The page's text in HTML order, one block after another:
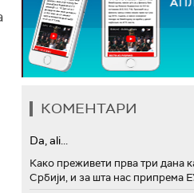
КОМЕНТАРИ
Da, ali...
Како преживети прва три дана
Србији, и за шта нас припрема